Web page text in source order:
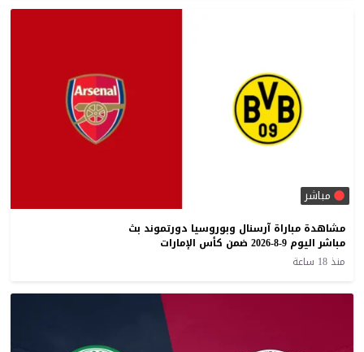
مباشر
مشاهدة مباراة آرسنال وبوروسيا دورتموند بث
مباشر اليوم 9-8-2026 ضمن كأس الإمارات
منذ 18 ساعة